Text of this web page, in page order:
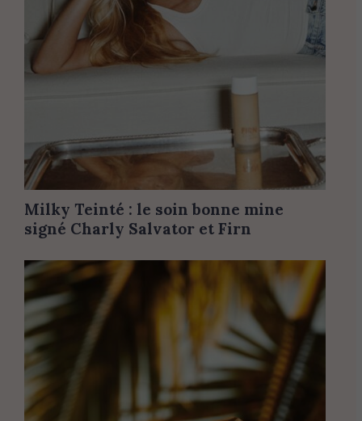
Milky Teinté : le soin bonne mine
signé Charly Salvator et Firn